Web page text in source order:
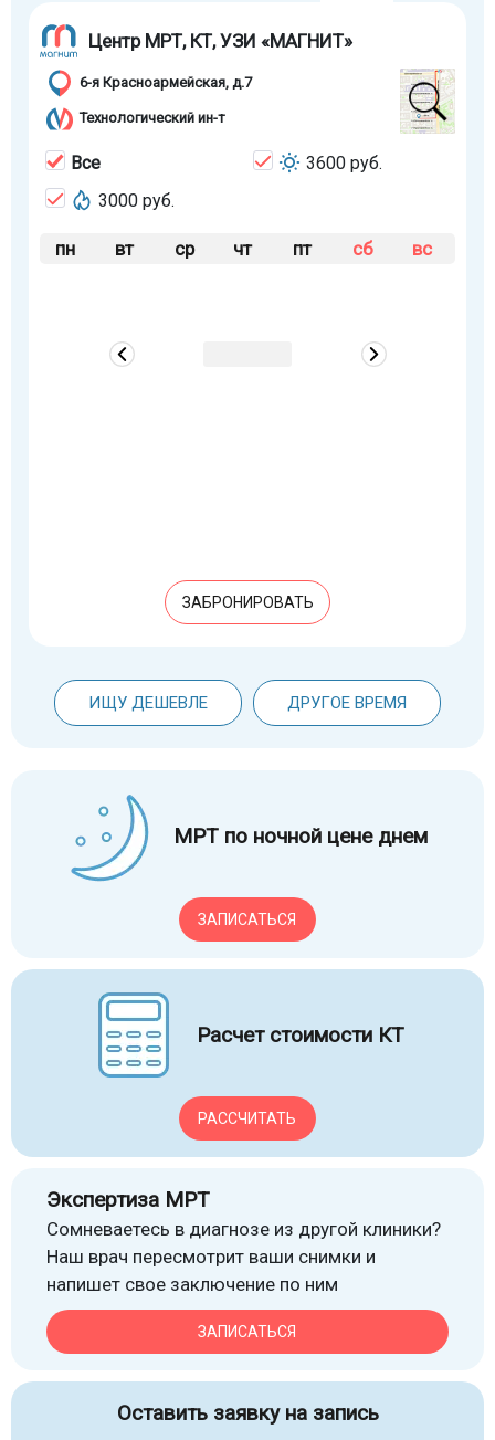
Центр МРТ, КТ, УЗИ «МАГНИТ»
6-я Красноармейская, д.7
Технологический ин-т
Все
3600 руб.
3000 руб.
пн вт ср чт пт сб вс
ЗАБРОНИРОВАТЬ
ИЩУ ДЕШЕВЛЕ ДРУГОЕ ВРЕМЯ
МРТ по ночной цене днем
ЗАПИСАТЬСЯ
Расчет стоимости КТ
РАССЧИТАТЬ
Экспертиза МРТ
Сомневаетесь в диагнозе из другой клиники?
Наш врач пересмотрит ваши снимки и
напишет свое заключение по ним
ЗАПИСАТЬСЯ
Оставить заявку на запись